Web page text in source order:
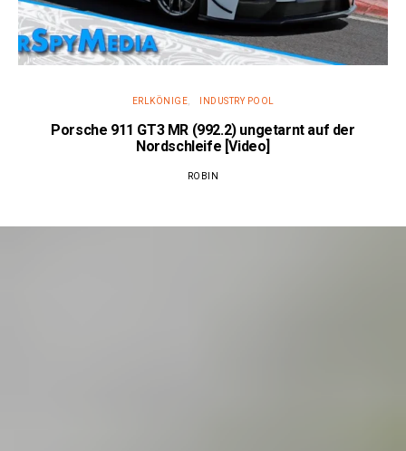
ERLKÖNIGE INDUSTRY POOL
Porsche 911 GT3 MR (992.2) ungetarnt auf der
Nordschleife [Video]
ROBIN